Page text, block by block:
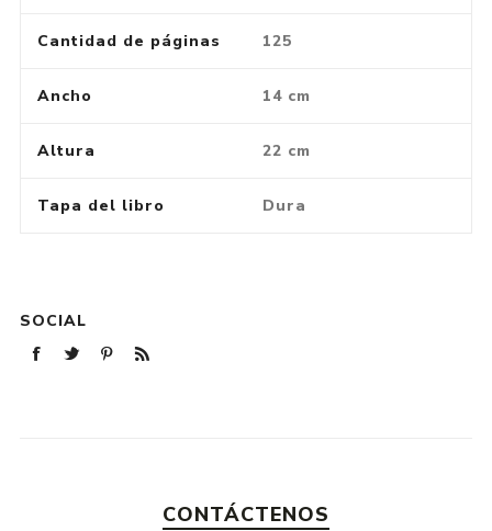
Cantidad de páginas 125
Ancho 14 cm
Altura 22 cm
Tapa del libro Dura
SOCIAL
CONTÁCTENOS